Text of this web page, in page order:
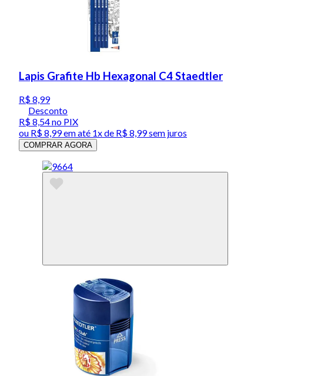
Lapis Grafite Hb Hexagonal C4 Staedtler
R$ 8,99
Desconto
R$ 8,54no PIX
ou R$ 8,99em até 1x de R$ 8,99sem juros
COMPRAR AGORA